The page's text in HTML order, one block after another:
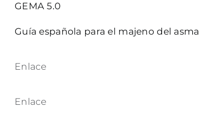
GEMA 5.0
Guía española para el majeno del asma
Enlace
Enlace